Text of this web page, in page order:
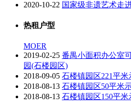
2020-10-22 国家级非遗艺术走
热租户型
MOER
2019-02-25 番禺小面积办公室
园(石楼园区)
2018-09-05 石楼镇园区221平米
2018-08-13 石楼镇园区50平米
2018-08-13 石楼镇园区150平米